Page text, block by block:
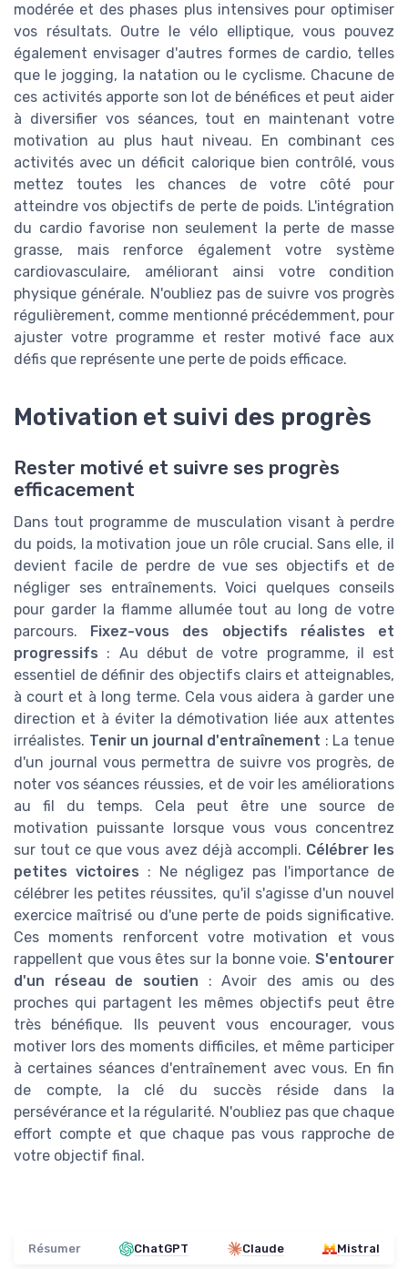
modérée et des phases plus intensives pour optimiser
vos résultats. Outre le vélo elliptique, vous pouvez
également envisager d'autres formes de cardio, telles
que le jogging, la natation ou le cyclisme. Chacune de
ces activités apporte son lot de bénéfices et peut aider
à diversifier vos séances, tout en maintenant votre
motivation au plus haut niveau. En combinant ces
activités avec un déficit calorique bien contrôlé, vous
mettez toutes les chances de votre côté pour
atteindre vos objectifs de perte de poids. L'intégration
du cardio favorise non seulement la perte de masse
grasse, mais renforce également votre système
cardiovasculaire, améliorant ainsi votre condition
physique générale. N'oubliez pas de suivre vos progrès
régulièrement, comme mentionné précédemment, pour
ajuster votre programme et rester motivé face aux
défis que représente une perte de poids efficace.
Motivation et suivi des progrès
Rester motivé et suivre ses progrès
efficacement
Dans tout programme de musculation visant à perdre
du poids, la motivation joue un rôle crucial. Sans elle, il
devient facile de perdre de vue ses objectifs et de
négliger ses entraînements. Voici quelques conseils
pour garder la flamme allumée tout au long de votre
parcours.
Fixez-vous des objectifs réalistes et
progressifs : Au début de votre programme, il est
essentiel de définir des objectifs clairs et atteignables,
à court et à long terme. Cela vous aidera à garder une
direction et à éviter la démotivation liée aux attentes
irréalistes. Tenir un journal d'entraînement : La tenue
d'un journal vous permettra de suivre vos progrès, de
noter vos séances réussies, et de voir les améliorations
au fil du temps. Cela peut être une source de
motivation puissante lorsque vous vous concentrez
sur tout ce que vous avez déjà accompli. Célébrer les
petites victoires : Ne négligez pas l'importance de
célébrer les petites réussites, qu'il s'agisse d'un nouvel
exercice maîtrisé ou d'une perte de poids significative.
Ces moments renforcent votre motivation et vous
rappellent que vous êtes sur la bonne voie. S'entourer
d'un réseau de soutien : Avoir des amis ou des
proches qui partagent les mêmes objectifs peut être
très bénéfique. Ils peuvent vous encourager, vous
motiver lors des moments difficiles, et même participer
à certaines séances d'entraînement avec vous. En fin
de compte, la clé du succès réside dans la
persévérance et la régularité. N'oubliez pas que chaque
effort compte et que chaque pas vous rapproche de
votre objectif final.
Résumer ChatGPT Claude Mistral